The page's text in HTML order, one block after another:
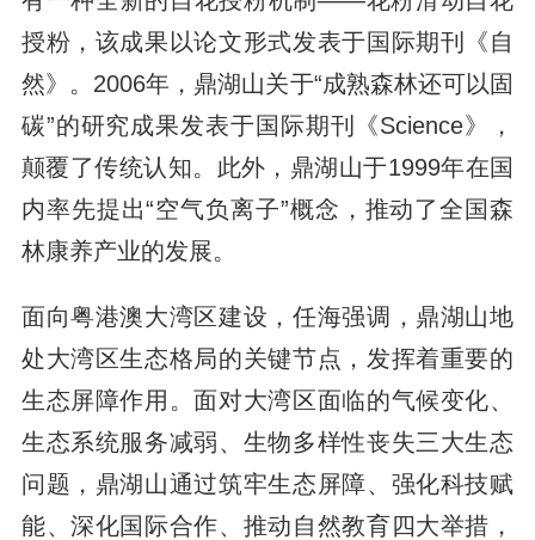
授粉，该成果以论文形式发表于国际期刊《自
然》。2006年，鼎湖山关于“成熟森林还可以固
碳”的研究成果发表于国际期刊《Science》，
颠覆了传统认知。此外，鼎湖山于1999年在国
内率先提出“空气负离子”概念，推动了全国森
林康养产业的发展。
面向粤港澳大湾区建设，任海强调，鼎湖山地
处大湾区生态格局的关键节点，发挥着重要的
生态屏障作用。面对大湾区面临的气候变化、
生态系统服务减弱、生物多样性丧失三大生态
问题，鼎湖山通过筑牢生态屏障、强化科技赋
能、深化国际合作、推动自然教育四大举措，